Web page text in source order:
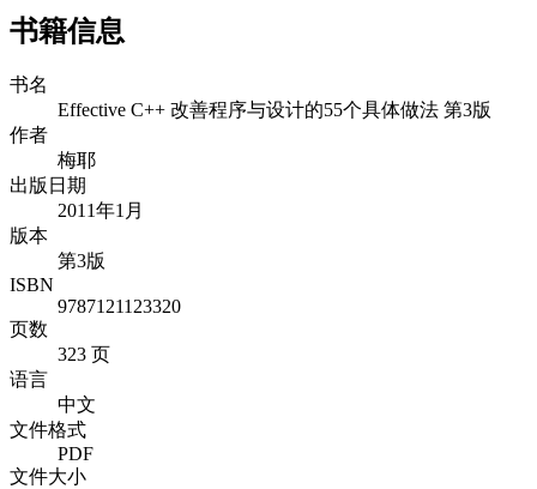
书籍信息
书名
Effective C++ 改善程序与设计的55个具体做法 第3版
作者
梅耶
出版日期
2011年1月
版本
第3版
ISBN
9787121123320
页数
323 页
语言
中文
文件格式
PDF
文件大小